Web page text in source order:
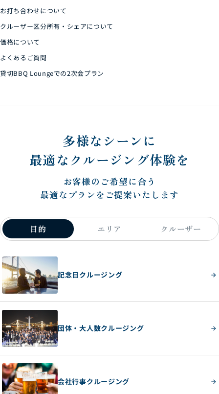
お打ち合わせについて
クルーザー区分所有・シェアについて
価格について
よくあるご質問
貸切BBQ Loungeでの2次会プラン
多様なシーンに
最適なクルージング体験を
お客様のご希望に合う
最適なプランをご提案いたします
目的 エリア クルーザー
記念日クルージング
団体・大人数クルージング
会社行事クルージング